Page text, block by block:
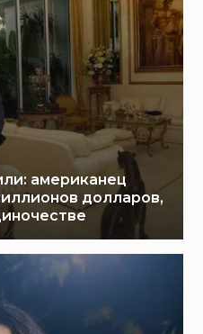
американец
долларов,